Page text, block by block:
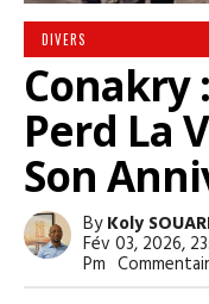
DIVERS
Conakry
Perd La
Son
ByKoly
Fév 03, 2026,
Pm